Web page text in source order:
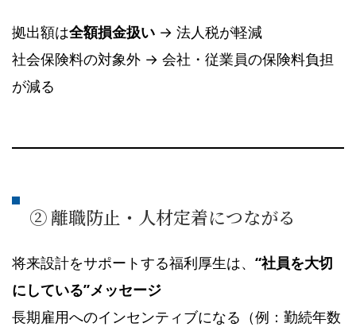
拠出額は全額損金扱い → 法人税が軽減
社会保険料の対象外 → 会社・従業員の保険料負担
が減る
② 離職防止・人材定着につながる
将来設計をサポートする福利厚生は、 “社員を大切
にしている”メッセージ
長期雇用へのインセンティブになる（例：勤続年数